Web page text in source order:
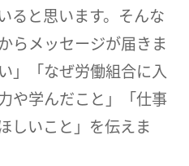
ると思います。そんな
らメッセージが届きま
」「なぜ労働組合に入
や学んだこと」「仕事
しいこと」を伝えま